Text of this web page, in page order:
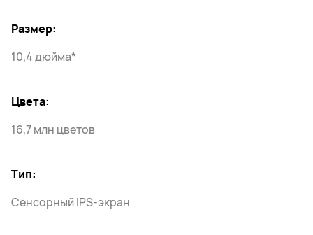
Размер:
10,4 дюйма*
Цвета:
16,7 млн цветов
Тип:
Сенсорный IPS-экран